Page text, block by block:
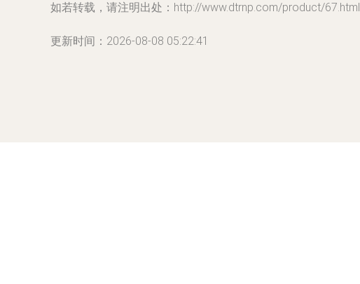
如若转载，请注明出处：http://www.dtrnp.com/product/67.html
更新时间：2026-08-08 05:22:41